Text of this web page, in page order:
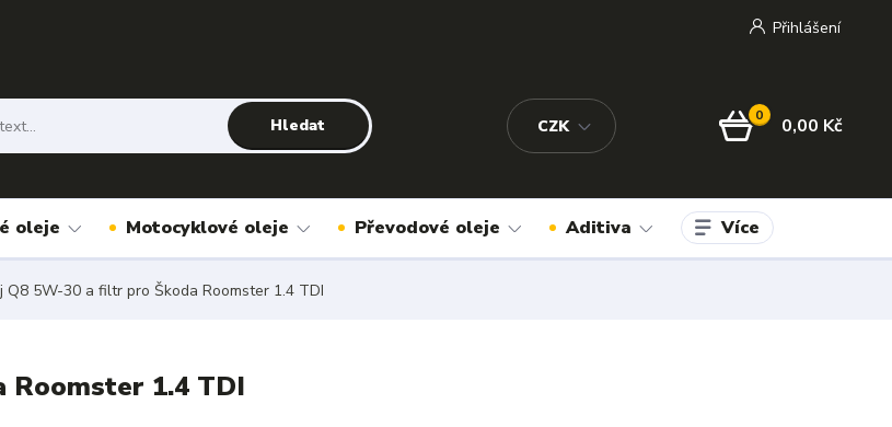
CZK
Přihlášení
Hledat 0 0,00 Kč
oleje Motocyklové oleje Převodové oleje Aditiva Více
Q8 5W-30 a filtr pro Škoda Roomster 1.4 TDI
1.4 TDI